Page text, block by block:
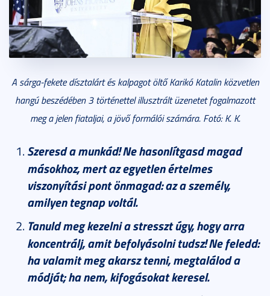
A sárga-fekete dísztalárt és kalpagot öltő Karikó Katalin közvetlen
hangú beszédében 3 történettel illusztrált üzenetet fogalmazott
meg a jelen fiataljai, a jövő formálói számára. Fotó: K. K.
Szeresd a munkád! Ne hasonlítgasd magad
másokhoz, mert az egyetlen értelmes
viszonyítási pont önmagad: az a személy,
amilyen tegnap voltál.
Tanuld meg kezelni a stresszt úgy, hogy arra
koncentrálj, amit befolyásolni tudsz! Ne feledd:
ha valamit meg akarsz tenni, megtalálod a
módját; ha nem, kifogásokat keresel.